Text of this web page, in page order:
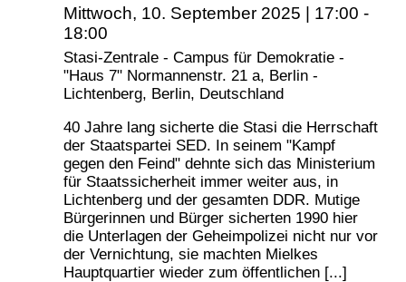
Mittwoch, 10. September 2025 | 17:00 -
18:00
Stasi-Zentrale - Campus für Demokratie -
"Haus 7" Normannenstr. 21 a, Berlin -
Lichtenberg, Berlin, Deutschland
40 Jahre lang sicherte die Stasi die Herrschaft
der Staatspartei SED. In seinem "Kampf
gegen den Feind" dehnte sich das Ministerium
für Staatssicherheit immer weiter aus, in
Lichtenberg und der gesamten DDR. Mutige
Bürgerinnen und Bürger sicherten 1990 hier
die Unterlagen der Geheimpolizei nicht nur vor
der Vernichtung, sie machten Mielkes
Hauptquartier wieder zum öffentlichen [...]